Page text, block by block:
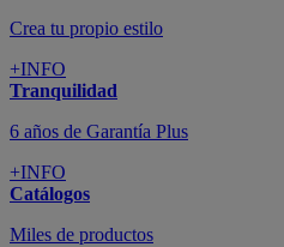
Crea tu propio estilo
+INFO
Tranquilidad
6 años de Garantía Plus
+INFO
Catálogos
Miles de productos